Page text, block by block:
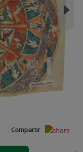
Compartir